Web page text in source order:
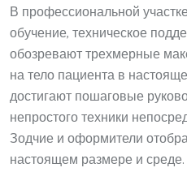
В профессиональной
обучение, техническое
обозревают трехмерные
на тело пациента в
достигают пошаговые
непростого техники
Зодчие и оформители
настоящем размере и среде.